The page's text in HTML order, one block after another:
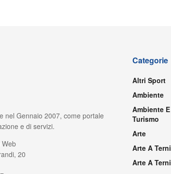
nel Gennaio 2007, come portale
e di servizi.
Web
20
Categorie
Altri Sport
Ambiente
Ambiente E
Turismo
Arte
Arte A Terni
Arte A Terni